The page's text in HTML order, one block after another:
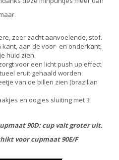
zeer zacht aanvoelende, stof.
aan de voor- en onderkant,
huid zien.
voor een licht push up effect.
eruit gehaald worden.
van de billen zien (brazilian
en oogjes sluiting met 3
90D: cup valt groter uit.
voor cupmaat 90E/F